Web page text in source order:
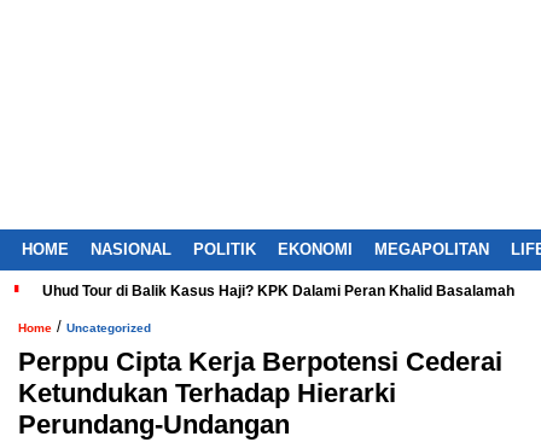
HOME NASIONAL POLITIK EKONOMI MEGAPOLITAN
Uhud Tour di Balik Kasus Haji? KPK Dalami Peran Khalid Basalamah
Home / Uncategorized
Perppu Cipta Kerja Berpotensi Cederai
Ketundukan Terhadap Hierarki
Perundang-Undangan